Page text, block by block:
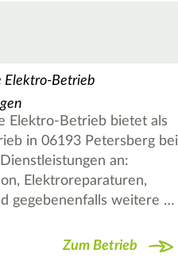
Elektro-Betrieb
Elektro-Betrieb bietet als
in 06193 Petersberg bei
an:
Elektroreparaturen,
gegebenenfalls weitere …
Zum Betrieb